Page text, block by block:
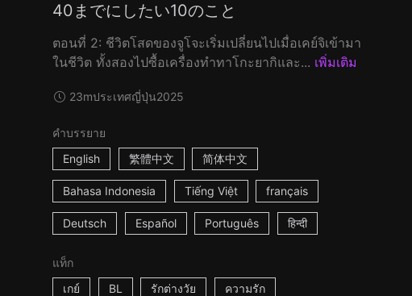
40までにしたい10のこと
ตอนที่ 2: ชีวิตโสดของจูโจะเริ่มเปลี่ยนไปเมื่อเคย์จิเข้ามา
ในชีวิต ทั้งสองไปซื้อเครื่องทำทาโกะยากิและ... เพิ่มเติม
23mประเทศญี่ปุ่น2025
คำบรรยาย
English
繁體中文 简体中文
Bahasa Indonesia Tiếng Việt français
Deutsch Español Português हिन्दी
แท็ก
เกย์
BL รักต่างวัย ความรัก